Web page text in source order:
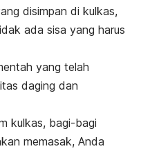
disimpan di kulkas,
ada sisa yang harus
yang telah
daging dan
kulkas, bagi-bagi
memasak, Anda